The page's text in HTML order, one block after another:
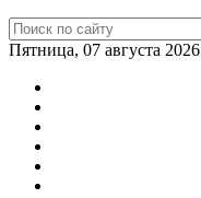
Пятница, 07 августа 2026